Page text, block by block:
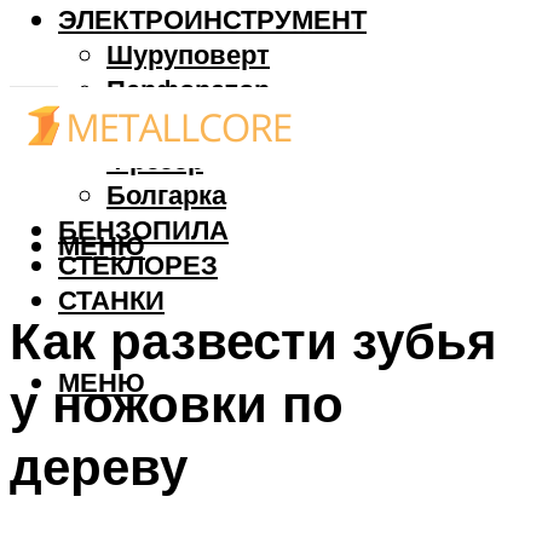
ЭЛЕКТРОИНСТРУМЕНТ
Шуруповерт
Перфоратор
Дрель
Фрезер
Болгарка
БЕНЗОПИЛА
СТЕКЛОРЕЗ
СТАНКИ
МЕНЮ
МЕНЮ
Как развести зубья
у ножовки по
дереву